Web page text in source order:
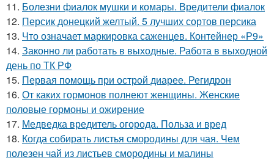
11. Болезни фиалок мушки и комары. Вредители фиалок
12. Персик донецкий желтый. 5 лучших сортов персика
13. Что означает маркировка саженцев. Контейнер «Р9»
14. Законно ли работать в выходные. Работа в выходной
день по ТК РФ
15. Первая помощь при острой диарее. Регидрон
16. От каких гормонов полнеют женщины. Женские
половые гормоны и ожирение
17. Медведка вредитель огорода. Польза и вред
18. Когда собирать листья смородины для чая. Чем
полезен чай из листьев смородины и малины